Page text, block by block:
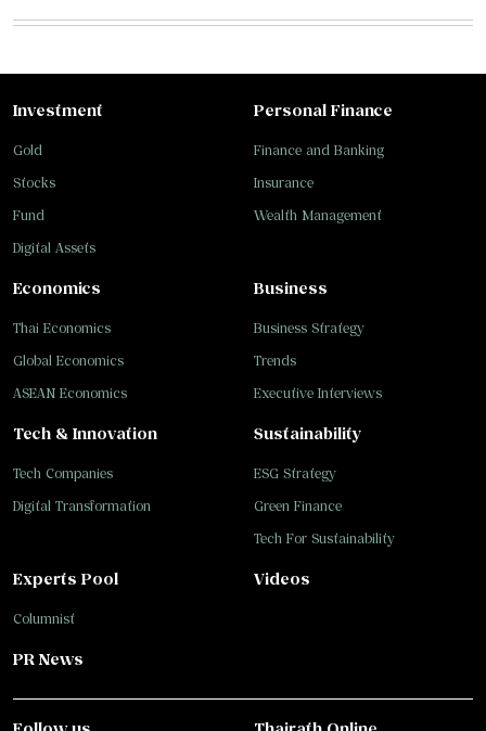
Investment
Gold
Stocks
Fund
Digital Assets
Personal Finance
Finance and Banking
Insurance
Wealth Management
Business
Business Strategy
Trends
Executive Interviews
Tech & Innovation
Tech Companies
Digital Transformation
Sustainability
ESG Strategy
Green Finance
Tech For Sustainability
Economics
Thai Economics
Global Economics
ASEAN Economics
Experts Pool
Columnist
Videos
PR News